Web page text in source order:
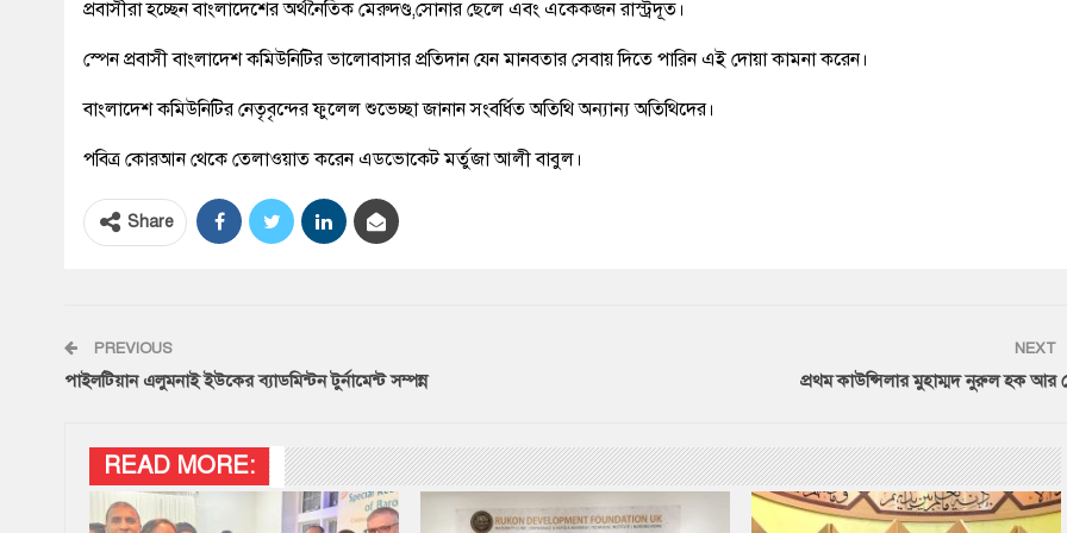
প্রবাসীরা হচ্ছেন বাংলাদেশের অর্থনৈতিক মেরুদণ্ড,সোনার ছেলে এবং একেকজন রাস্ট্রদূত।
স্পেন প্রবাসী বাংলাদেশ কমিউনিটির ভালোবাসার প্রতিদান যেন মানবতার সেবায় দিতে পারিন এই দোয়া কামনা করেন।
বাংলাদেশ কমিউনিটির নেতৃবৃন্দের ফুলেল শুভেচ্ছা জানান সংবর্ধিত অতিথি অন্যান্য অতিথিদের।
পবিত্র কোরআন থেকে তেলাওয়াত করেন এডভোকেট মর্তুজা আলী বাবুল।
Share
PREVIOUS
পাইলটিয়ান এলুমনাই ইউকের ব্যাডমিন্টন টুর্নামেন্ট সম্পন্ন
NEXT
প্রথম কাউন্সিলার মুহাম্মদ নুরুল হক আর
READ MORE: